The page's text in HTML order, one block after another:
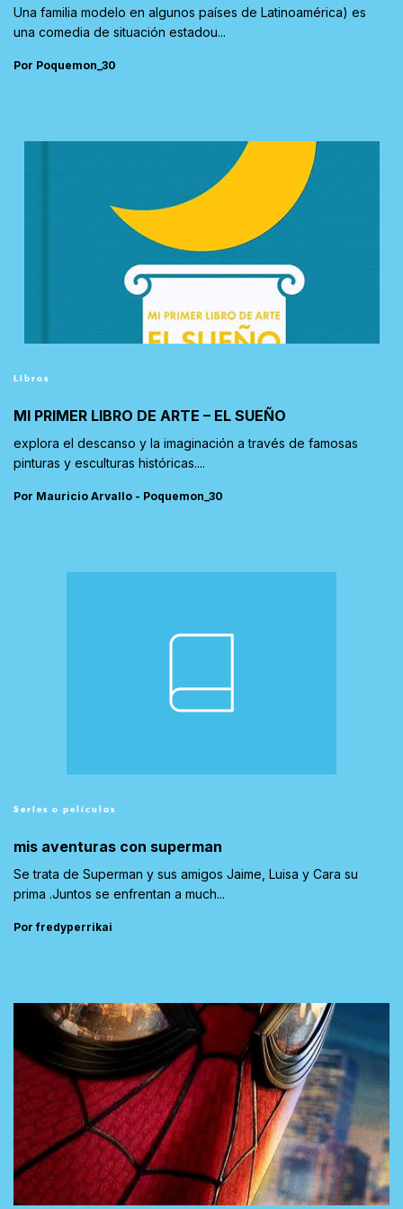
Una familia modelo en algunos países de Latinoamérica) es
una comedia de situación estadou...
Por Poquemon_30
Libros
MI PRIMER LIBRO DE ARTE – EL SUEÑO
explora el descanso y la imaginación a través de famosas
pinturas y esculturas históricas....
Por Mauricio Arvallo - Poquemon_30
Series o películas
mis aventuras con superman
Se trata de Superman y sus amigos Jaime, Luisa y Cara su
prima .Juntos se enfrentan a much...
Por fredyperrikai